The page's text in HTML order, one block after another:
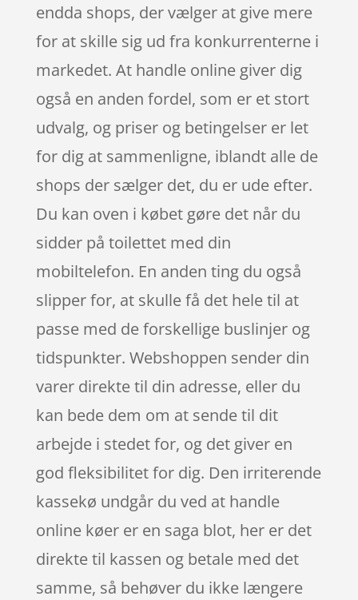
endda shops, der vælger at give mere
for at skille sig ud fra konkurrenterne i
markedet. At handle online giver dig
også en anden fordel, som er et stort
udvalg, og priser og betingelser er let
for dig at sammenligne, iblandt alle de
shops der sælger det, du er ude efter.
Du kan oven i købet gøre det når du
sidder på toilettet med din
mobiltelefon. En anden ting du også
slipper for, at skulle få det hele til at
passe med de forskellige buslinjer og
tidspunkter. Webshoppen sender din
varer direkte til din adresse, eller du
kan bede dem om at sende til dit
arbejde i stedet for, og det giver en
god fleksibilitet for dig. Den irriterende
kassekø undgår du ved at handle
online køer er en saga blot, her er det
direkte til kassen og betale med det
samme, så behøver du ikke længere